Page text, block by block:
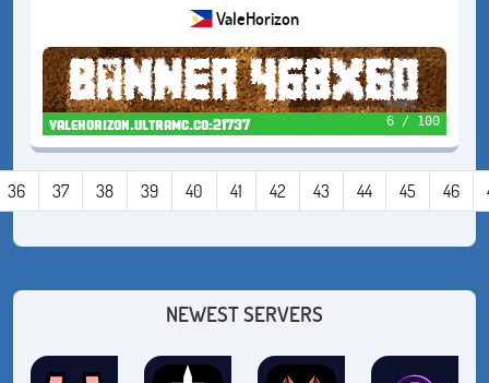
ValeHorizon
valehorizon.ultramc.co:21737 6 / 100
36 37 38 39 40 41 42 43 44 45 46
NEWEST SERVERS